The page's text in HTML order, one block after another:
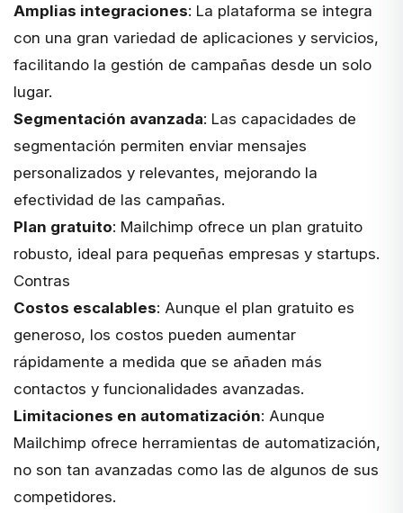
Amplias integraciones: La plataforma se integra
con una gran variedad de aplicaciones y servicios,
facilitando la gestión de campañas desde un solo
lugar.
Segmentación avanzada: Las capacidades de
segmentación permiten enviar mensajes
personalizados y relevantes, mejorando la
efectividad de las campañas.
Plan gratuito: Mailchimp ofrece un plan gratuito
robusto, ideal para pequeñas empresas y startups.
Contras
Costos escalables: Aunque el plan gratuito es
generoso, los costos pueden aumentar
rápidamente a medida que se añaden más
contactos y funcionalidades avanzadas.
Limitaciones en automatización: Aunque
Mailchimp ofrece herramientas de automatización,
no son tan avanzadas como las de algunos de sus
competidores.